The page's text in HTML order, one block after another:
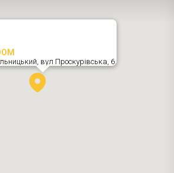
вул Проскурівська, 6,